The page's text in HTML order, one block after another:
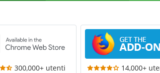
300,000+ utenti 14,000+